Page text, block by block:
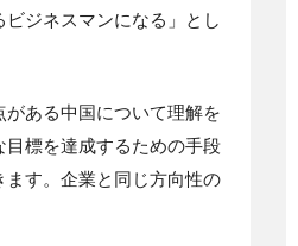
ジネスマンになる」とし
ある中国について理解を
標を達成するための手段
す。企業と同じ方向性の